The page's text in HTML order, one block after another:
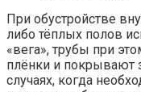
При обустройстве
либо тёплых полов
«вега», трубы при
плёнки и покрывают
случаях, когда